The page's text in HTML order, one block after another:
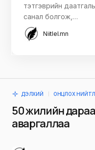
тэтгэврийн
санал болгож,…
Niitlel.mn
ДЭЛХИЙ ОНЦЛОХ
50 жилийн
аваргаллаа